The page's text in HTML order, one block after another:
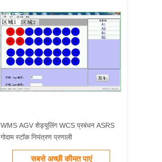
WMS AGV शेड्यूलिंग WCS प्रबंधन ASRS
गोदाम स्टॉक नियंत्रण प्रणाली
सबसे अच्छी कीमत पाएं